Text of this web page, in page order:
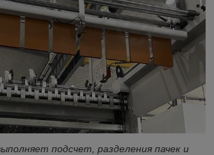
подсчет, разделения пачек и